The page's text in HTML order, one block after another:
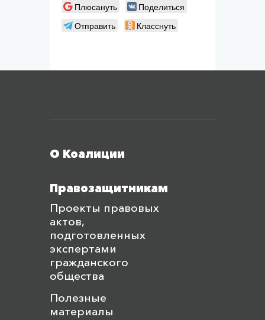
Плюсануть
Поделиться
Отправить
Класснуть
О Коалиции
Правозащитникам
Проекты правовых
актов,
подготовленных
экспертами
гражданского
общества
Полезные
материалы